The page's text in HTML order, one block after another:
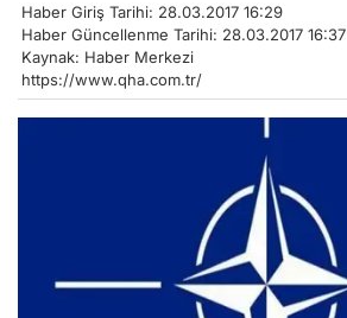
Haber Giriş Tarihi: 28.03.2017 16:29
Haber Güncellenme Tarihi: 28.03.2017 16:37
Kaynak: Haber Merkezi
https://www.qha.com.tr/